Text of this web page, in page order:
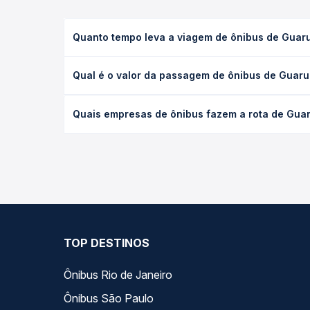
Quanto tempo leva a viagem de ônibus de
(convencional, executivo ou leito) e as condições
Qual é o valor da passagem de ônibus de
empresa, o tipo de poltrona e a antecedência da
Quais empresas de ônibus fazem a rota de
TOP DESTINOS
Ônibus Rio de Janeiro
Ônibus São Paulo